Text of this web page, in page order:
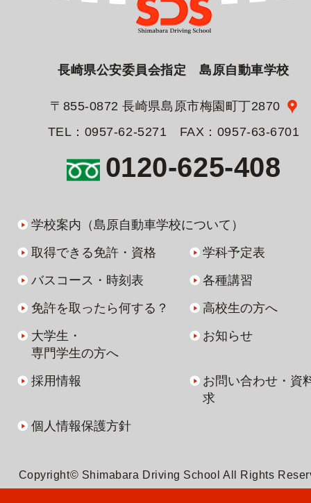
長崎県公安委員会指定 島原自動車学校
〒855-0872 長崎県島原市梅園町丁2870
TEL：0957-62-5271 FAX：0957-63-6701
0120-625-408
学校案内（島原自動車学校について）
取得できる免許・資格
学科予定表
バスコース・時刻表
各種講習
免許を取ったら何する？
高校生の方へ
大学生・
専門学生の方へ
お知らせ
採用情報
お問い合わせ・資
求
個人情報保護方針
Copyright© Shimabara Driving School All Rights